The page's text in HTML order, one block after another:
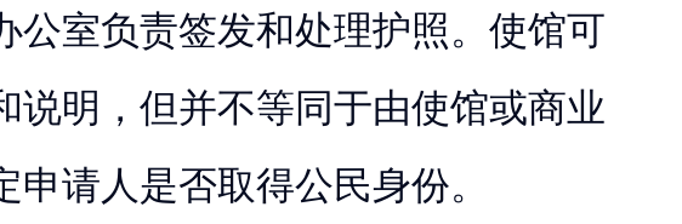
公室负责签发和处理护照。使馆可
说明，但并不等同于由使馆或商业
申请人是否取得公民身份。